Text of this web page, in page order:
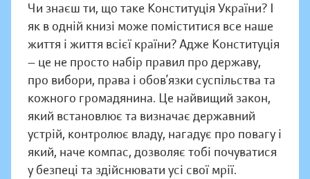
Чи знаєш ти, що таке Конституція України? І
як в одній книзі може поміститися все наше
життя і життя всієї країни? Адже Конституція
— це не просто набір правил про державу,
про вибори, права і обов’язки суспільства та
кожного громадянина. Це найвищий закон,
який встановлює та визначає державний
устрій, контролює владу, нагадує про повагу і
який, наче компас, дозволяє тобі почуватися
у безпеці та здійснювати усі свої мрії.